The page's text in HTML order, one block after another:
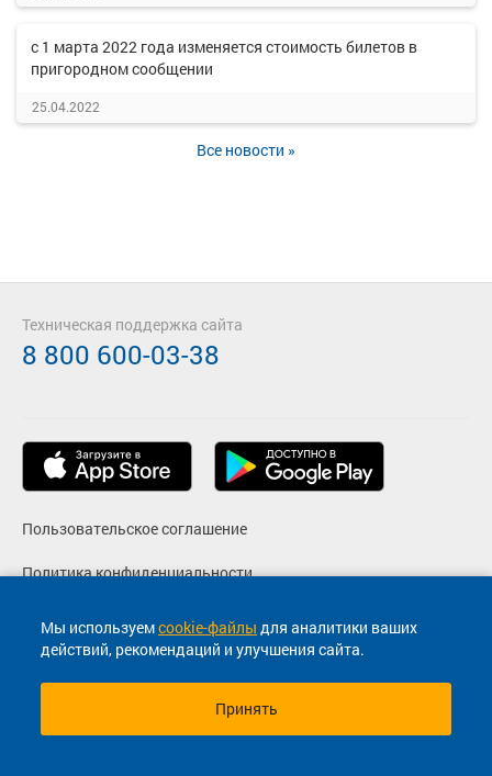
с 1 марта 2022 года изменяется стоимость билетов в
пригородном сообщении
25.04.2022
Все новости »
Мы используемcookie-файлы для аналитики ваших
действий, рекомендаций и улучшения сайта.
Принять
Пользовательское соглашение
Политика конфиденциальности
Согласие на маркетинговые сообщения
Техническая поддержка сайта
8 800 600-03-38
© 2013-2026, ООО "Капитал"- Онлайн сервис продажи